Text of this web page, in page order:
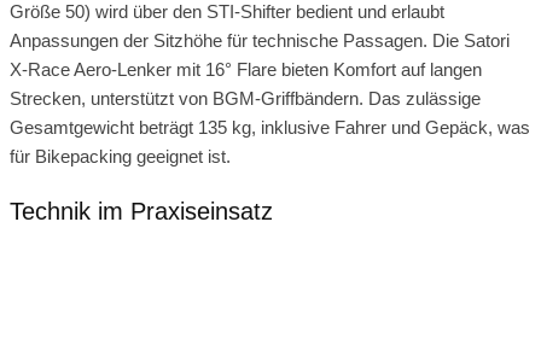
Größe 50) wird über den STI-Shifter bedient und erlaubt
Anpassungen der Sitzhöhe für technische Passagen. Die Satori
X-Race Aero-Lenker mit 16° Flare bieten Komfort auf langen
Strecken, unterstützt von BGM-Griffbändern. Das zulässige
Gesamtgewicht beträgt 135 kg, inklusive Fahrer und Gepäck, was
für Bikepacking geeignet ist.
Technik im Praxiseinsatz